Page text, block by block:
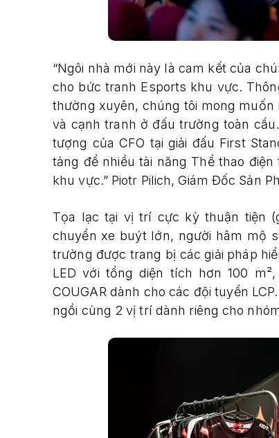
“Ngôi nhà mới này là cam kết của
cho bức tranh Esports khu vực.
thường xuyên, chúng tôi mong muốn
và cạnh tranh ở đấu trường toàn
tượng của CFO tại giải đấu First
tảng để nhiều tài năng Thể thao
khu vực.” Piotr Pilich, Giám Đốc Sản
Tọa lạc tại vị trí cực kỳ thuận tiện
chuyển xe buýt lớn, người hâm mộ
trường được trang bị các giải pháp
LED với tổng diện tích hơn 100
COUGAR dành cho các đội tuyển
ngồi cùng 2 vị trí dành riêng cho